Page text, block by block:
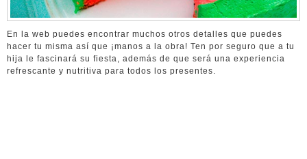
En la web puedes encontrar muchos otros detalles que puedes
hacer tu misma así que ¡manos a la obra! Ten por seguro que a tu
hija le fascinará su fiesta, además de que será una experiencia
refrescante y nutritiva para todos los presentes.